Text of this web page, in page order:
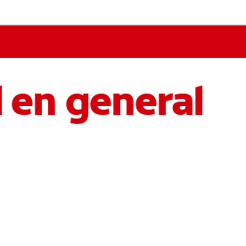
en general